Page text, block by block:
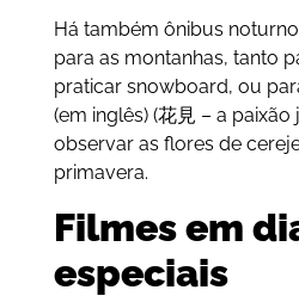
Há também ônibus
para as montanhas, tanto
praticar snowboard, ou
(em inglês) (花見 – a
observar as flores de
primavera.
Filmes em
especiais